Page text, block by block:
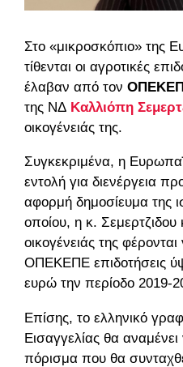
Στο «μικροσκόπιο» της
τίθενται οι αγροτικές
έλαβαν από τον
της ΝΔ Καλλιόπη
οικογένειάς της.
Συγκεκριμένα, η
εντολή για διενέργεια
αφορμή δημοσίευμα της
οποίου, η κ. Σεμερτζιδου
οικογένειάς της
ΟΠΕΚΕΠΕ επιδοτήσεις
ευρώ την περίοδο 2019-
Επίσης, το ελληνικό
Εισαγγελίας θα αναμένει
πόρισμα που θα